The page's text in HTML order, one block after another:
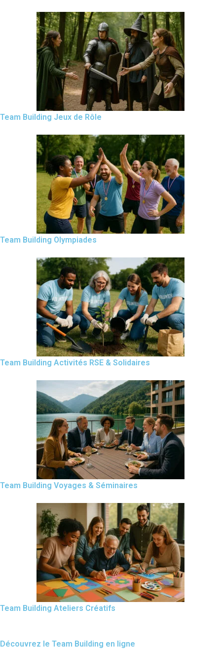
Team Building Jeux de Rôle
Team Building Olympiades
Team Building Activités RSE & Solidaires
Team Building Voyages & Séminaires
Team Building Ateliers Créatifs
Découvrez le Team Building en ligne